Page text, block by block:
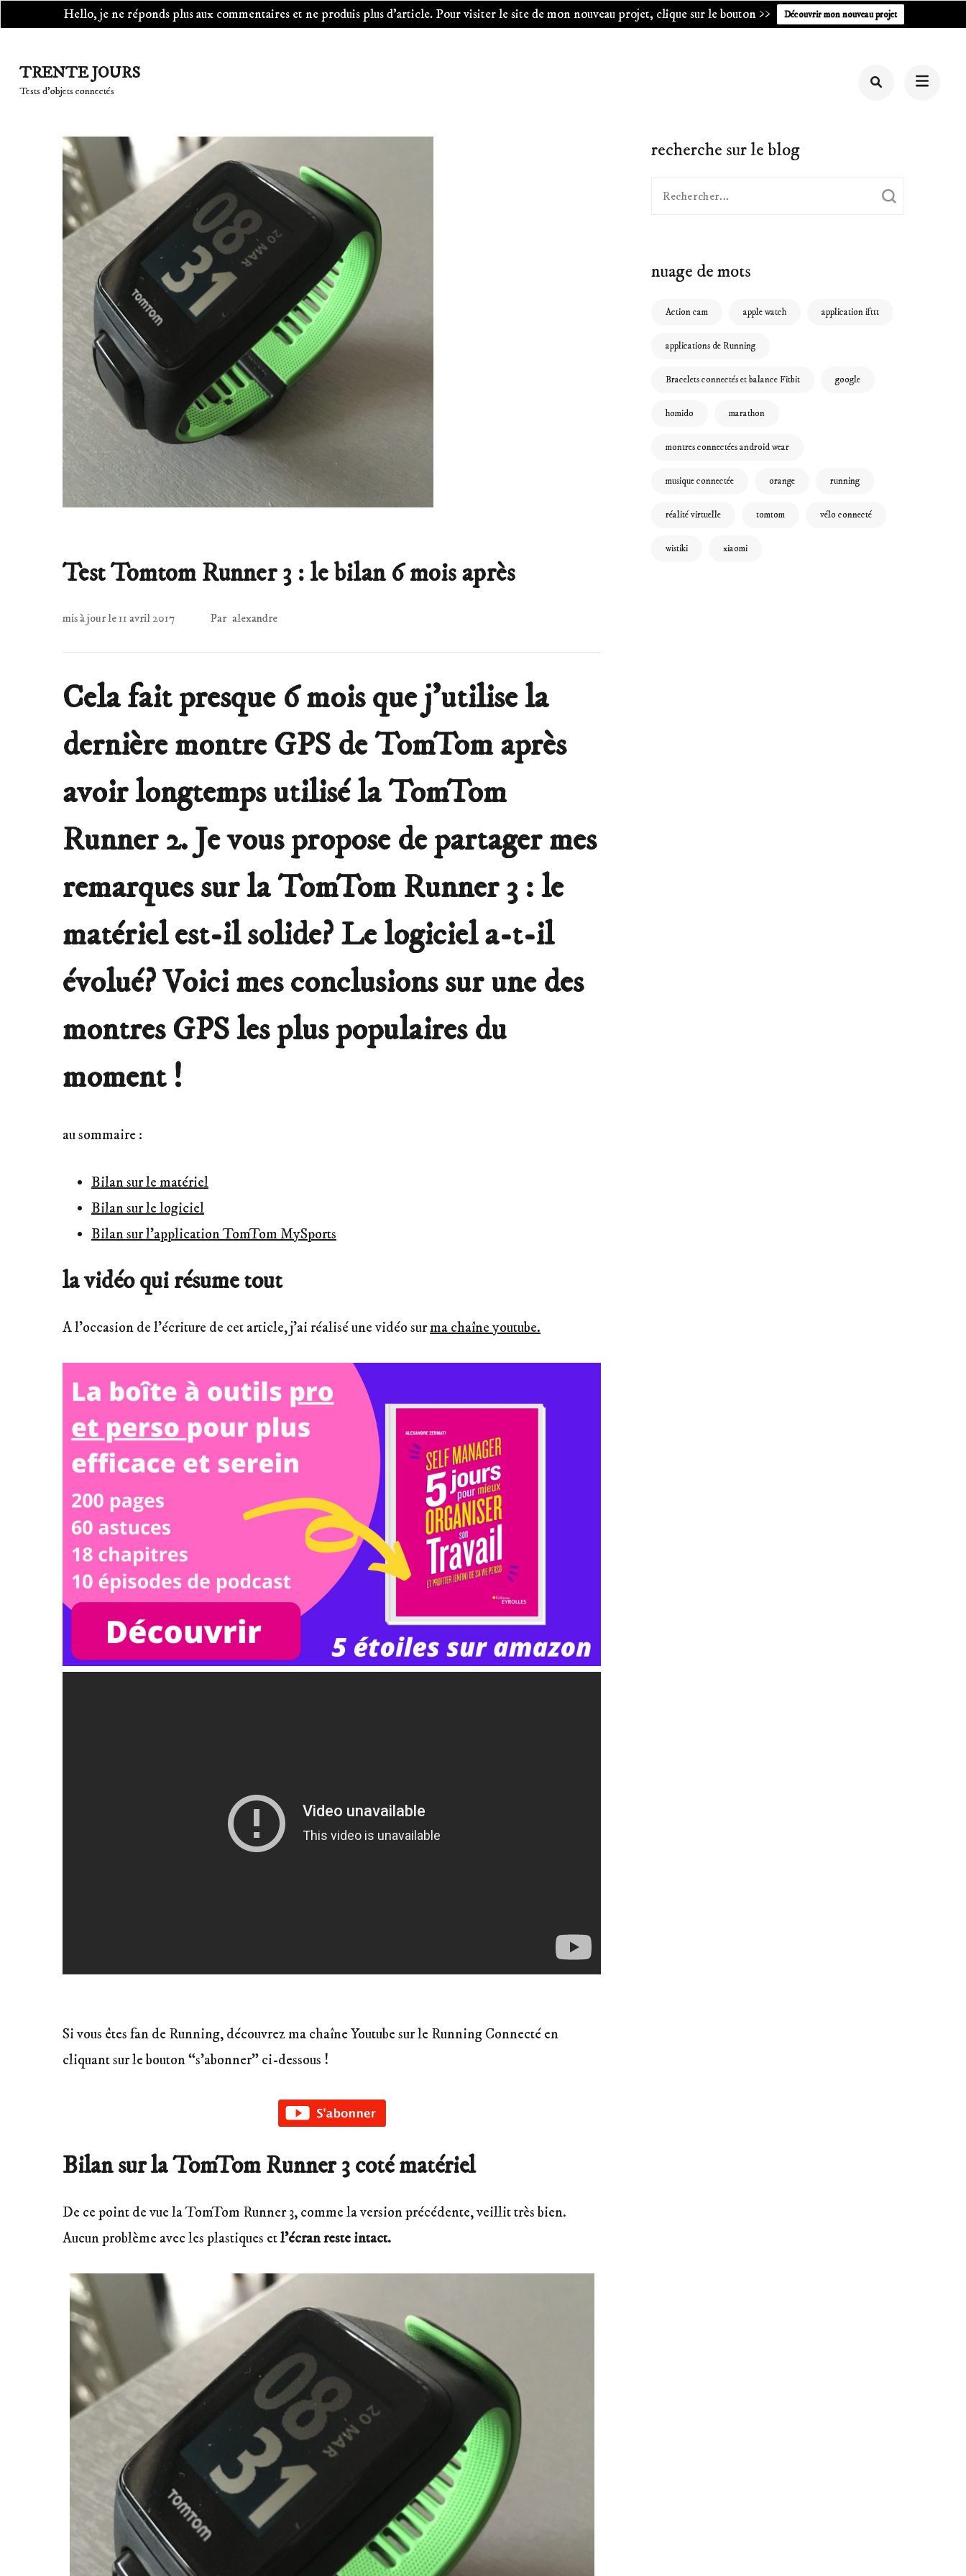
Hello, je ne réponds plus aux commentaires et ne produis plus d'article. Pour visiter le site de mon nouveau projet, clique sur le bouton >> Découvrir mon nouveau projet
contenu
TRENTE JOURS
Tests d'objets connectés
Test Tomtom Runner 3 : le bilan 6 mois après
mis à jour le11 avril 2017 Par alexandre
Cela fait presque 6 mois que j’utilise la
dernière montre GPS de TomTom après
avoir longtemps utilisé la TomTom
Runner 2. Je vous propose de partager mes
remarques sur la TomTom Runner 3 : le
matériel est-il solide? Le logiciel a-t-il
évolué? Voici mes conclusions sur une des
montres GPS les plus populaires du
moment !
au sommaire :
Bilan sur le matériel
Bilan sur le logiciel
Bilan sur l’application TomTom MySports
la vidéo qui résume tout
A l’occasion de l’écriture de cet article, j’ai réalisé une vidéo surma chaîne youtube.
Si vous êtes fan de Running, découvrez ma chaîne Youtube sur le Running Connecté en
cliquant sur le bouton “s’abonner” ci-dessous !
Bilan sur la TomTom Runner 3 coté matériel
De ce point de vue la TomTom Runner 3, comme la version précédente, veillit très bien.
Aucun problème avec les plastiques etl’écran reste intact.
recherche sur le blog
Recherche
nuage de mots
Action cam apple watch application ifttt
applications de Running
Bracelets connectés et balance Fitbit google
homido marathon
montres connectées android wear
musique connectée orange running
réalité virtuelle tomtom vélo connecté
wistiki xiaomi